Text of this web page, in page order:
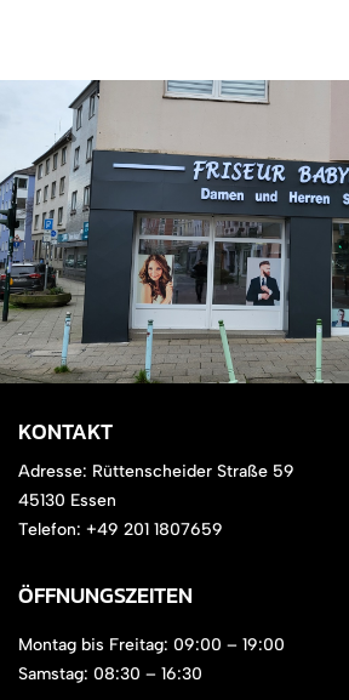
KONTAKT
Adresse: Rüttenscheider Straße 59
45130 Essen
Telefon: +49 201 1807659
ÖFFNUNGSZEITEN
Montag bis Freitag: 09:00 – 19:00
Samstag: 08:30 – 16:30